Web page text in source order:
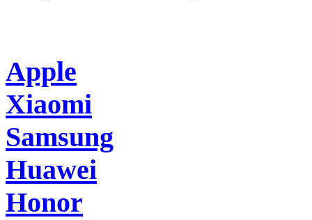
Apple
Xiaomi
Samsung
Huawei
Honor